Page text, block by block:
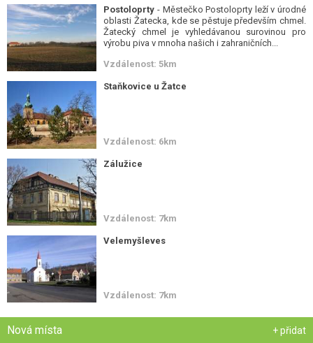
Postoloprty - Městečko Postoloprty leží v úrodné
oblasti Žatecka, kde se pěstuje především chmel.
Žatecký chmel je vyhledávanou surovinou pro
výrobu piva v mnoha našich i zahraničních...
Vzdálenost: 5km
Staňkovice u Žatce
Vzdálenost: 6km
Zálužice
Vzdálenost: 7km
Velemyšleves
Vzdálenost: 7km
Nová místa + přidat